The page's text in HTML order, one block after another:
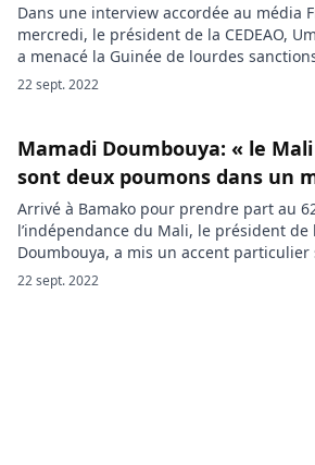
Dans une interview accordée au média
mercredi, le président de la CEDEAO,
a menacé la Guinée de lourdes
patron de l’organisation ouest-africaine,
la Guinée, qui n’a pas manqué de lui
22 sept. 2022
Mamadi Doumbouya: « le
sont deux poumons dans un
Arrivé à Bamako pour prendre part au
l’indépendance du Mali, le président de
Doumbouya, a mis un accent
qu’entretiennent les deux pays frères. Il
minutes quand l’avion transportant le
22 sept. 2022